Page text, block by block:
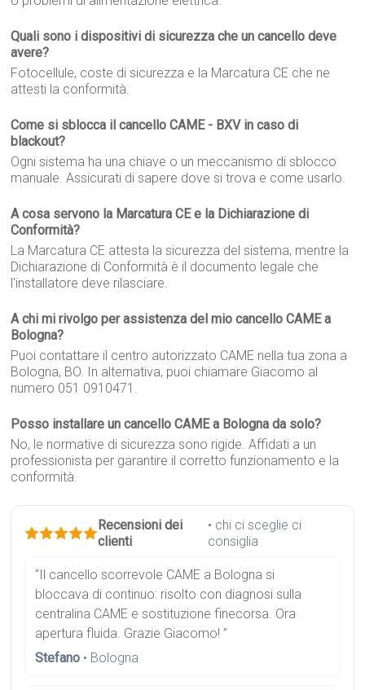
Quali sono i dispositivi di sicurezza che un cancello deve
avere?
Fotocellule, coste di sicurezza e la Marcatura CE che ne
attesti la conformità.
Come si sblocca il cancello CAME - BXV in caso di
blackout?
Ogni sistema ha una chiave o un meccanismo di sblocco
manuale. Assicurati di sapere dove si trova e come usarlo.
A cosa servono la Marcatura CE e la Dichiarazione di
Conformità?
La Marcatura CE attesta la sicurezza del sistema, mentre la
Dichiarazione di Conformità è il documento legale che
l'installatore deve rilasciare.
A chi mi rivolgo per assistenza del mio cancello CAME a
Bologna?
Puoi contattare il centro autorizzato CAME nella tua zona a
Bologna, BO. In alternativa, puoi chiamare Giacomo al
numero 051 0910471.
Posso installare un cancello CAME a Bologna da solo?
No, le normative di sicurezza sono rigide. Affidati a un
professionista per garantire il corretto funzionamento e la
conformità.
Recensioni dei
clienti
• chi ci sceglie ci
consiglia
“Il cancello scorrevole CAME a Bologna si
bloccava di continuo: risolto con diagnosi sulla
centralina CAME e sostituzione finecorsa. Ora
apertura fluida. Grazie Giacomo! ”
Stefano • Bologna